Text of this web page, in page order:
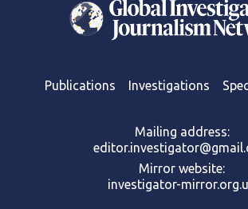
Publications Investigations
Mailing address:
Mirror website:
investigator-